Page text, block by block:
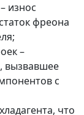
износ
фреона
–
вызвавшее
с
что